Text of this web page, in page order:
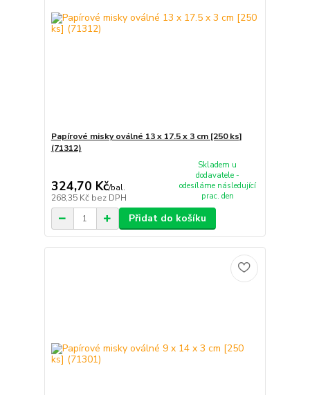
Papírové misky oválné 13 x 17.5 x 3 cm [250 ks]
(71312)
324,70 Kč/bal.
268,35 Kč bez DPH
Skladem u
dodavatele -
odesíláme následující
prac. den
Přidat do košíku